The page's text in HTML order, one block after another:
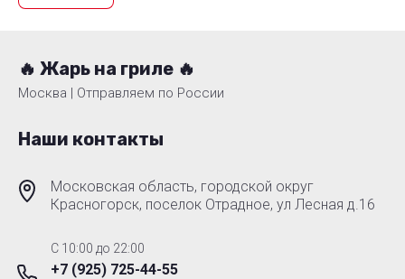
🔥 Жарь на гриле 🔥
Москва | Отправляем по России
Наши контакты
Московская область, городской округ
Красногорск, поселок Отрадное, ул Лесная д.16
C 10:00 до 22:00
+7 (925) 725-44-55